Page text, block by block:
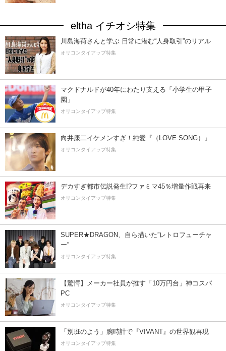
eltha イチオシ特集
川島海荷さんと学ぶ 日常に潜む“人身取引”のリアル
オリコンタイアップ特集
マクドナルドが40年にわたり支える「小学生の甲子
園」
オリコンタイアップ特集
向井康二イケメンすぎ！純愛『（LOVE SONG）』
オリコンタイアップ特集
デカすぎ都市伝説発生!?ファミマ45％増量作戦再来
オリコンタイアップ特集
SUPER★DRAGON、自ら描いた”レトロフューチャ
ー”
オリコンタイアップ特集
【驚愕】メーカー社員が推す「10万円台」神コスパ
PC
オリコンタイアップ特集
「別班のよう」腕時計で『VIVANT』の世界観再現
オリコンタイアップ特集